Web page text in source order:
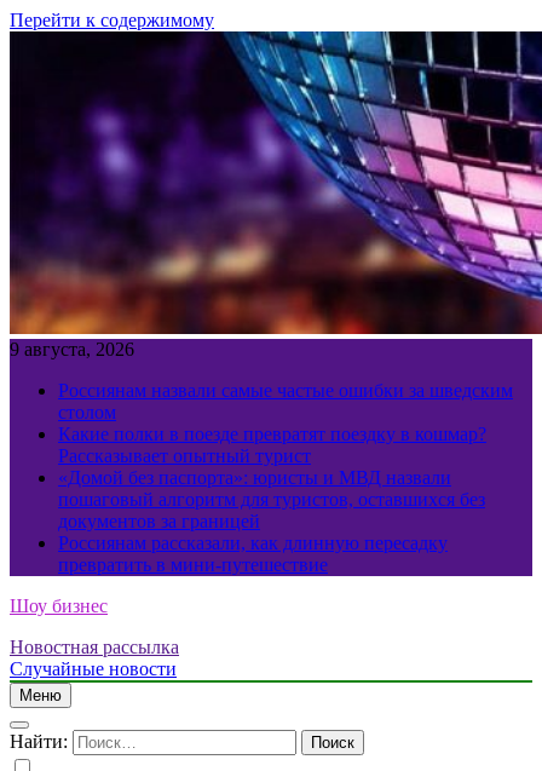
Перейти к содержимому
9 августа, 2026
Россиянам назвали самые частые ошибки за шведским
столом
Какие полки в поезде превратят поездку в кошмар?
Рассказывает опытный турист
«Домой без паспорта»: юристы и МВД назвали
пошаговый алгоритм для туристов, оставшихся без
документов за границей
Россиянам рассказали, как длинную пересадку
превратить в мини-путешествие
Шоу бизнес
Новостная рассылка
Случайные новости
Меню
Найти: